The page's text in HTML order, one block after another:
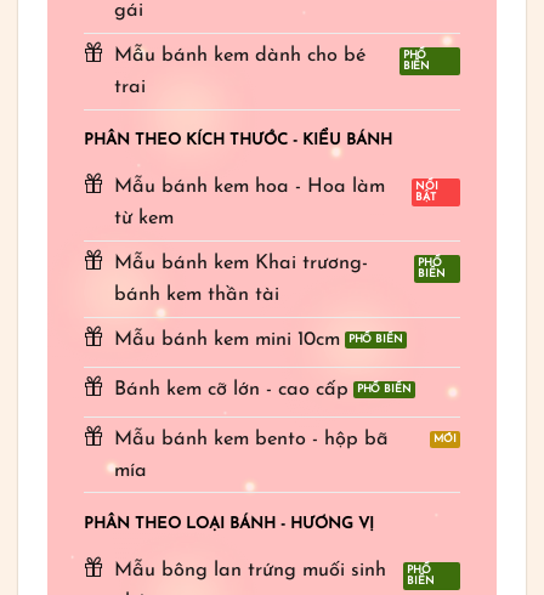
gái
Mẫu bánh kem dành cho bé
trai
PHÂN THEO KÍCH THƯỚC - KIỂU BÁNH
Mẫu bánh kem hoa - Hoa làm
từ kem
Mẫu bánh kem Khai trương-
bánh kem thần tài
Mẫu bánh kem mini 10cm
Bánh kem cỡ lớn - cao cấp
Mẫu bánh kem bento - hộp bã
mía
PHÂN THEO LOẠI BÁNH - HƯƠNG VỊ
Mẫu bông lan trứng muối sinh